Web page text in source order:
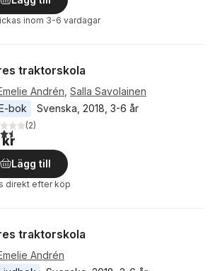
inom 3-6 vardagar
traktorskola
Andrén Salla Savolainen
bok
Svenska 2018 3-6 år
5 stjärnor. Totalt antal röster:
(2)
kr
Lägg till
direkt efter köp
traktorskola
Andrén